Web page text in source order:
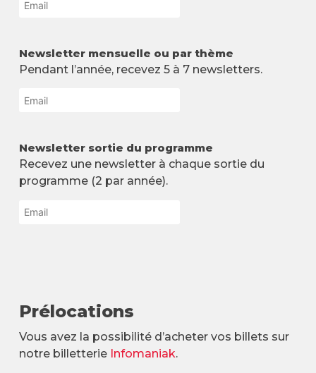
Newsletter mensuelle ou par thème
Pendant l’année, recevez 5 à 7 newsletters.
Newsletter sortie du programme
Recevez une newsletter à chaque sortie du
programme (2 par année).
Prélocations
Vous avez la possibilité d’acheter vos billets sur
notre billetterie Infomaniak.